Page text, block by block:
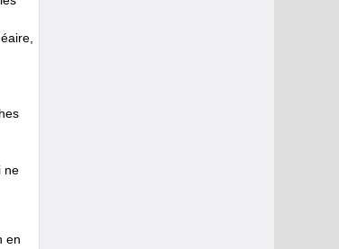
ne
en